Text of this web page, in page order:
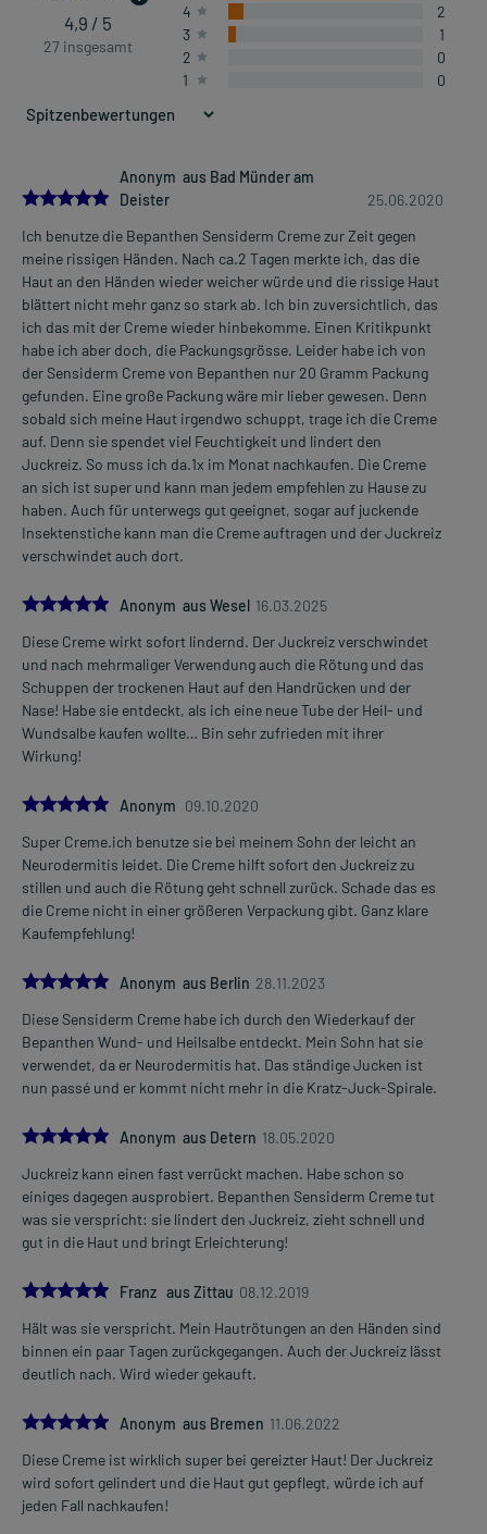
4,9 / 5
27 insgesamt
4
2
3
1
2
0
1
0
5.0
Anonym aus Bad Münder am
Deister
25.06.2020
Ich benutze die Bepanthen Sensiderm Creme zur Zeit gegen
meine rissigen Händen. Nach ca.2 Tagen merkte ich, das die
Haut an den Händen wieder weicher würde und die rissige Haut
blättert nicht mehr ganz so stark ab. Ich bin zuversichtlich, das
ich das mit der Creme wieder hinbekomme. Einen Kritikpunkt
habe ich aber doch, die Packungsgrösse. Leider habe ich von
der Sensiderm Creme von Bepanthen nur 20 Gramm Packung
gefunden. Eine große Packung wäre mir lieber gewesen. Denn
sobald sich meine Haut irgendwo schuppt, trage ich die Creme
auf. Denn sie spendet viel Feuchtigkeit und lindert den
Juckreiz. So muss ich da.1x im Monat nachkaufen. Die Creme
an sich ist super und kann man jedem empfehlen zu Hause zu
haben. Auch für unterwegs gut geeignet, sogar auf juckende
Insektenstiche kann man die Creme auftragen und der Juckreiz
verschwindet auch dort.
5.0Anonym aus Wesel 16.03.2025
Diese Creme wirkt sofort lindernd. Der Juckreiz verschwindet
und nach mehrmaliger Verwendung auch die Rötung und das
Schuppen der trockenen Haut auf den Handrücken und der
Nase! Habe sie entdeckt, als ich eine neue Tube der Heil- und
Wundsalbe kaufen wollte… Bin sehr zufrieden mit ihrer
Wirkung!
5.0Anonym 09.10.2020
Super Creme.ich benutze sie bei meinem Sohn der leicht an
Neurodermitis leidet. Die Creme hilft sofort den Juckreiz zu
stillen und auch die Rötung geht schnell zurück. Schade das es
die Creme nicht in einer größeren Verpackung gibt. Ganz klare
Kaufempfehlung!
5.0Anonym aus Berlin 28.11.2023
Diese Sensiderm Creme habe ich durch den Wiederkauf der
Bepanthen Wund- und Heilsalbe entdeckt. Mein Sohn hat sie
verwendet, da er Neurodermitis hat. Das ständige Jucken ist
nun passé und er kommt nicht mehr in die Kratz-Juck-Spirale.
5.0Anonym aus Detern 18.05.2020
Juckreiz kann einen fast verrückt machen. Habe schon so
einiges dagegen ausprobiert. Bepanthen Sensiderm Creme tut
was sie verspricht: sie lindert den Juckreiz, zieht schnell und
gut in die Haut und bringt Erleichterung!
5.0
Franz aus Zittau 08.12.2019
Hält was sie verspricht. Mein Hautrötungen an den Händen sind
binnen ein paar Tagen zurückgegangen. Auch der Juckreiz lässt
deutlich nach. Wird wieder gekauft.
5.0Anonym aus Bremen 11.06.2022
Diese Creme ist wirklich super bei gereizter Haut! Der Juckreiz
wird sofort gelindert und die Haut gut gepflegt, würde ich auf
jeden Fall nachkaufen!